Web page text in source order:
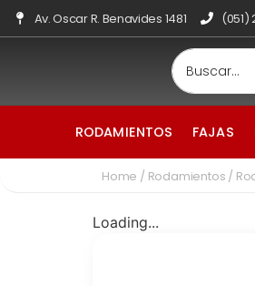
Av. Oscar R. Benavides 1481 (051)
RODAMIENTOS FAJAS
Home / Rodamientos /
Loading...